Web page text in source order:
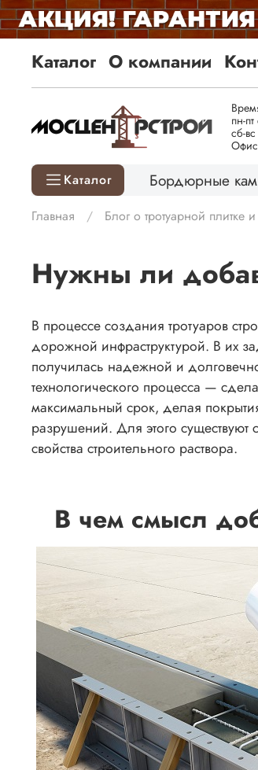
Каталог О компании
пн-
сб-
Каталог Бордюрные
Главная Блог о тротуарной плитке
Нужны ли
В процессе создания тротуаров
дорожной инфраструктурой. В их
получилась надежной и
технологического процесса —
максимальный срок, делая
разрушений. Для этого
свойства строительного раствора.
В чем смысл